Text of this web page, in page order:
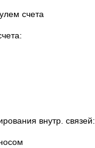
счета
внутр. связей: